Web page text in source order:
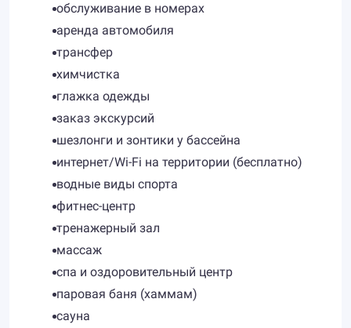
обслуживание в номерах
аренда автомобиля
трансфер
химчистка
глажка одежды
заказ экскурсий
шезлонги и зонтики у бассейна
интернет/Wi-Fi на территории (бесплатно)
водные виды спорта
фитнес-центр
тренажерный зал
массаж
спа и оздоровительный центр
паровая баня (хаммам)
сауна